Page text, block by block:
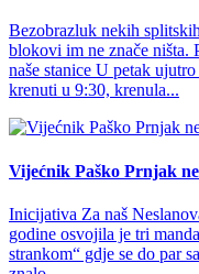
Bezobrazluk nekih
blokovi im ne znače ništa.
naše stanice U petak
krenuti u 9:30, krenula...
Vijećnik Paško Prnjak
Inicijativa Za naš
godine osvojila je tri
strankom“ gdje se do par